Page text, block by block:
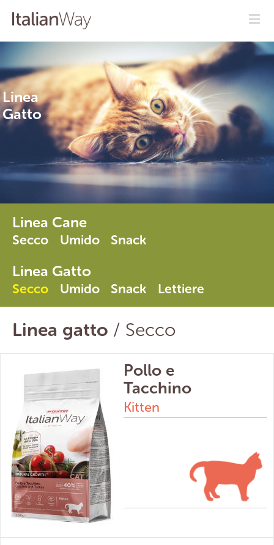
Linea
Gatto
Linea Cane
Secco Umido Snack
Linea Gatto
Secco Umido Snack Lettiere
Linea gatto / Secco
Pollo e
Tacchino
Kitten